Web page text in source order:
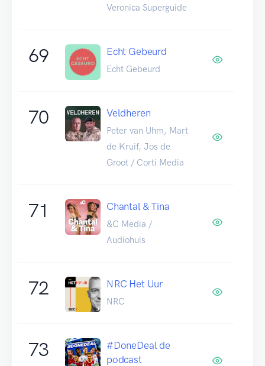
Veronica Superguide
69 Echt Gebeurd
Echt Gebeurd
70 Veldheren
Peter van Uhm, Mart
de Kruif, Jos de
Groot / Corti Media
71 Chantal & Tina
&C Media /
Audiohuis
72 NRC Het Uur
NRC
73
#DoneDeal de
podcast